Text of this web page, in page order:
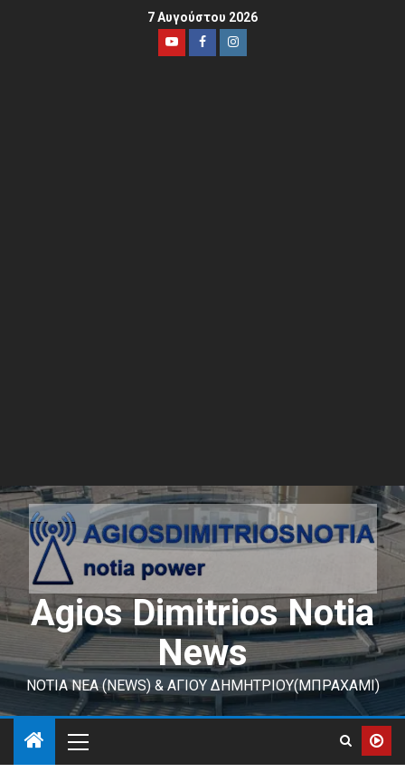
7 Αυγούστου 2026
Agios Dimitrios Notia
News
ΝΟΤΙΑ ΝΕΑ (NEWS) & ΑΓΙΟΥ ΔΗΜΗΤΡΙΟΥ(ΜΠΡΑΧΑΜΙ)